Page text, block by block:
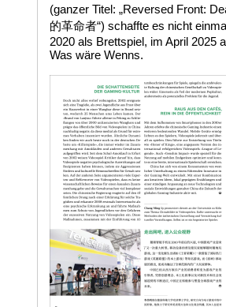
(ganzer Titel: „Reversed Front:
的革命者“) schaffte es nicht
2020 als Brettspiel, im April 2025
Was wäre Wenns.